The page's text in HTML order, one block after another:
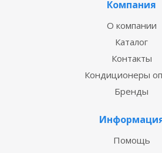
Компания
О компании
Каталог
Контакты
Кондиционеры
Бренды
Помощь